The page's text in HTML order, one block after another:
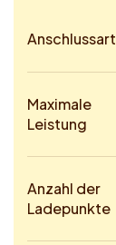
Anschlussart
Maximale
Leistung
Anzahl der
Ladepunkte